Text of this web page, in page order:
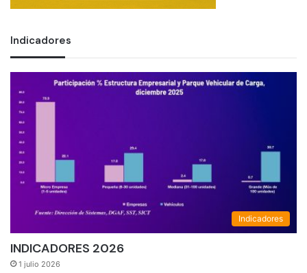
Indicadores
Indicadores
INDICADORES 2026
1 julio 2026